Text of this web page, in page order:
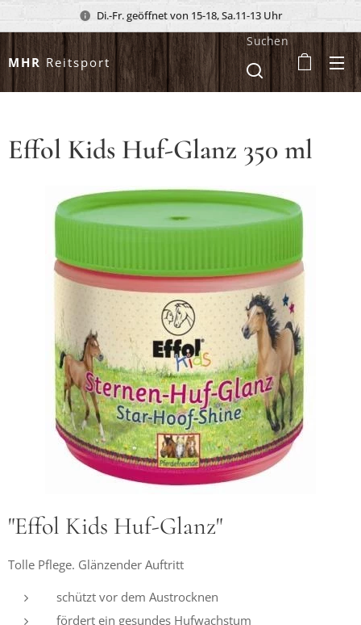
Di.-Fr. geöffnet von 15-18, Sa.11-13 Uhr
MHR Reitsport
Suchen
Effol Kids Huf-Glanz 350 ml
"Effol Kids Huf-Glanz"
Tolle Pflege. Glänzender Auftritt
schützt vor dem Austrocknen
fördert ein gesundes Hufwachstum